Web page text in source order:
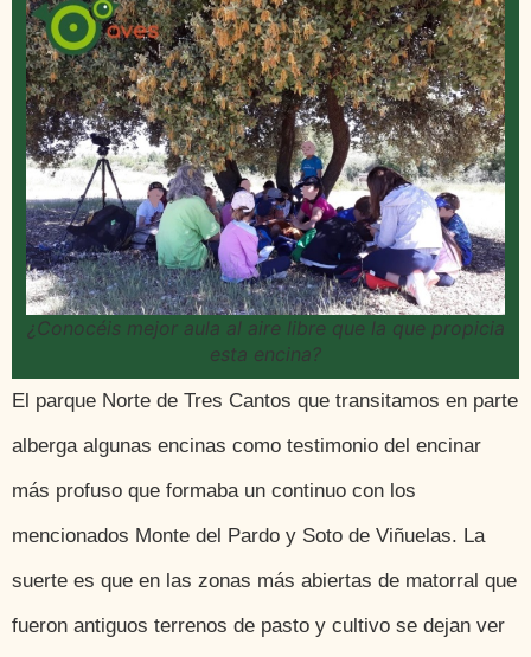
¿Conocéis mejor aula al aire libre que la que propicia
esta encina?
El parque Norte de Tres Cantos que transitamos en parte
alberga algunas encinas como testimonio del encinar
más profuso que formaba un continuo con los
mencionados Monte del Pardo y Soto de Viñuelas. La
suerte es que en las zonas más abiertas de matorral que
fueron antiguos terrenos de pasto y cultivo se dejan ver